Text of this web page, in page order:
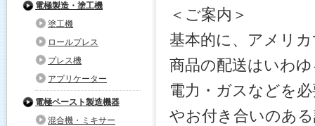
＜ご案内＞
基本的に、アメリ
商品の配送はいわ
電力・ガスなどを
やお付き合いのあ
電極製造・塗工機
塗工機
ロールプレス
プレス機
アプリケーター
電極ペースト製造機器
混合機・ミキサー